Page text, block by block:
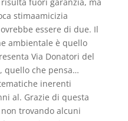
stimaamicizia
essere di due. Il
ambientale è quello
Via Donatori del
quello che pensa…
inerenti
al. Grazie di questa
trovando alcuni